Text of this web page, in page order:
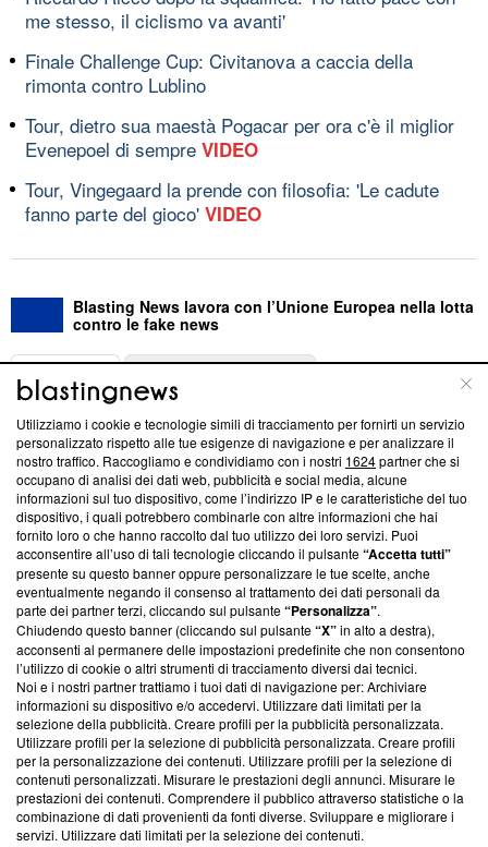
me stesso, il ciclismo va avanti'
Finale Challenge Cup: Civitanova a caccia della
rimonta contro Lublino
Tour, dietro sua maestà Pogacar per ora c'è il miglior
Evenepoel di sempre VIDEO
Tour, Vingegaard la prende con filosofia: 'Le cadute
fanno parte del gioco' VIDEO
Blasting News lavora con l’Unione Europea nella lotta
contro le fake news
ABOUT
Questa sezione offre informazioni trasparenti su Blasting
News, sui nostri processi editoriali e su come ci impegniamo a
creare news di qualità. Inoltre, afferma la nostra aderenza a
‘Trust Project - News with Integrity’Blasting News non è
ancora membro del programma, ma ha richiesto di farne
parte; Trust Project non ha ancora effettuato una verifica di
conformità agli standard.
Su di noi
Team editoriale
Corporate
Redazione
Informativa Privacy
Cookie Policy
Utilizziamo i cookie e tecnologie simili di tracciamento per fornirti un servizio
personalizzato rispetto alle tue esigenze di navigazione e per analizzare il
nostro traffico. Raccogliamo e condividiamo con i nostri 1624partner che si
occupano di analisi dei dati web, pubblicità e social media, alcune
informazioni sul tuo dispositivo, come l’indirizzo IP e le caratteristiche del tuo
dispositivo, i quali potrebbero combinarle con altre informazioni che hai
fornito loro o che hanno raccolto dal tuo utilizzo dei loro servizi. Puoi
acconsentire all’uso di tali tecnologie cliccando il pulsante“Accetta tutti”
presente su questo banner oppure personalizzare le tue scelte, anche
eventualmente negando il consenso al trattamento dei dati personali da
parte dei partner terzi, cliccando sul pulsante“Personalizza”.
Chiudendo questo banner (cliccando sul pulsante“X”in alto a destra),
acconsenti al permanere delle impostazioni predefinite che non consentono
l’utilizzo di cookie o altri strumenti di tracciamento diversi dai tecnici.
Noi e i nostri partner trattiamo i tuoi dati di navigazione per: Archiviare
informazioni su dispositivo e/o accedervi. Utilizzare dati limitati per la
selezione della pubblicità. Creare profili per la pubblicità personalizzata.
Utilizzare profili per la selezione di pubblicità personalizzata. Creare profili
per la personalizzazione dei contenuti. Utilizzare profili per la selezione di
contenuti personalizzati. Misurare le prestazioni degli annunci. Misurare le
prestazioni dei contenuti. Comprendere il pubblico attraverso statistiche o la
combinazione di dati provenienti da fonti diverse. Sviluppare e migliorare i
servizi. Utilizzare dati limitati per la selezione dei contenuti.